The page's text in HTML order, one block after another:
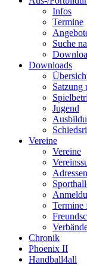
Infos
Termine
Suche
Downloads
Satzung
Jugend
Vereine
Vereine
Termine
Chronik
Phoenix II
Handball4all